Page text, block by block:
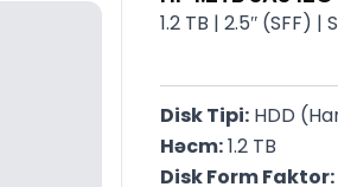
1.2 TB | 2.5ʺ (SFF) |
Disk Tipi: HDD
Həcm: 1.2 TB
Disk Form Faktor: